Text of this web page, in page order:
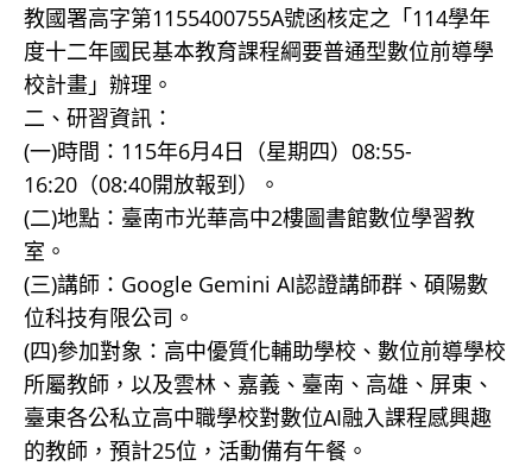
教國署高字第1155400755A號函核定之「114學年
度十二年國民基本教育課程綱要普通型數位前導學
校計畫」辦理。
二、研習資訊：
(一)時間：115年6月4日（星期四）08:55-
16:20（08:40開放報到）。
(二)地點：臺南市光華高中2樓圖書館數位學習教
室。
(三)講師：Google Gemini AI認證講師群、碩陽數
位科技有限公司。
(四)參加對象：高中優質化輔助學校、數位前導學校
所屬教師，以及雲林、嘉義、臺南、高雄、屏東、
臺東各公私立高中職學校對數位AI融入課程感興趣
的教師，預計25位，活動備有午餐。